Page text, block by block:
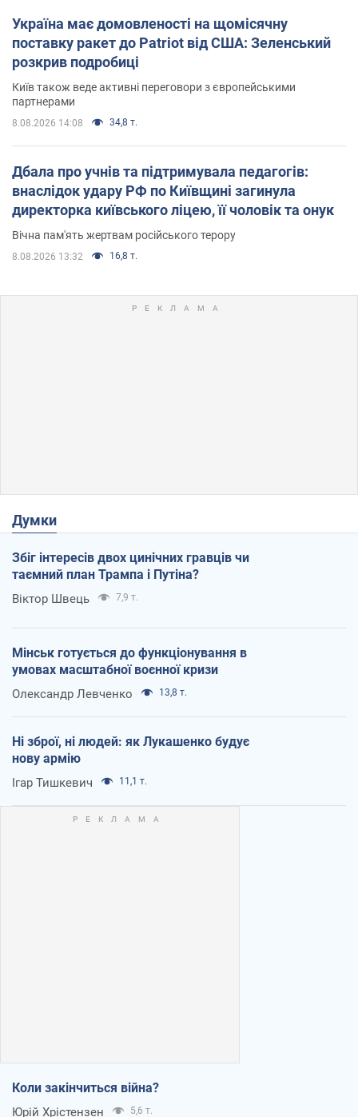
Україна має домовленості на щомісячну
поставку ракет до Patriot від США: Зеленський
розкрив подробиці
Київ також веде активні переговори з європейськими
партнерами
8.08.2026 14:08 34,8 т.
Дбала про учнів та підтримувала педагогів:
внаслідок удару РФ по Київщині загинула
директорка київського ліцею, її чоловік та онук
Вічна пам'ять жертвам російського терору
8.08.2026 13:32 16,8 т.
Думки
Збіг інтересів двох цинічних гравців чи
таємний план Трампа і Путіна?
Віктор Швець 7,9 т.
Мінськ готується до функціонування в
умовах масштабної воєнної кризи
Олександр Левченко 13,8 т.
Ні зброї, ні людей: як Лукашенко будує
нову армію
Ігар Тишкевич 11,1 т.
Коли закінчиться війна?
Юрій Хрістензен 5,6 т.